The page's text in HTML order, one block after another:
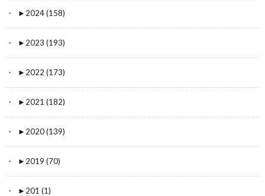
► 2024 (158)
► 2023 (193)
► 2022 (173)
► 2021 (182)
► 2020 (139)
► 2019 (70)
► 201 (1)